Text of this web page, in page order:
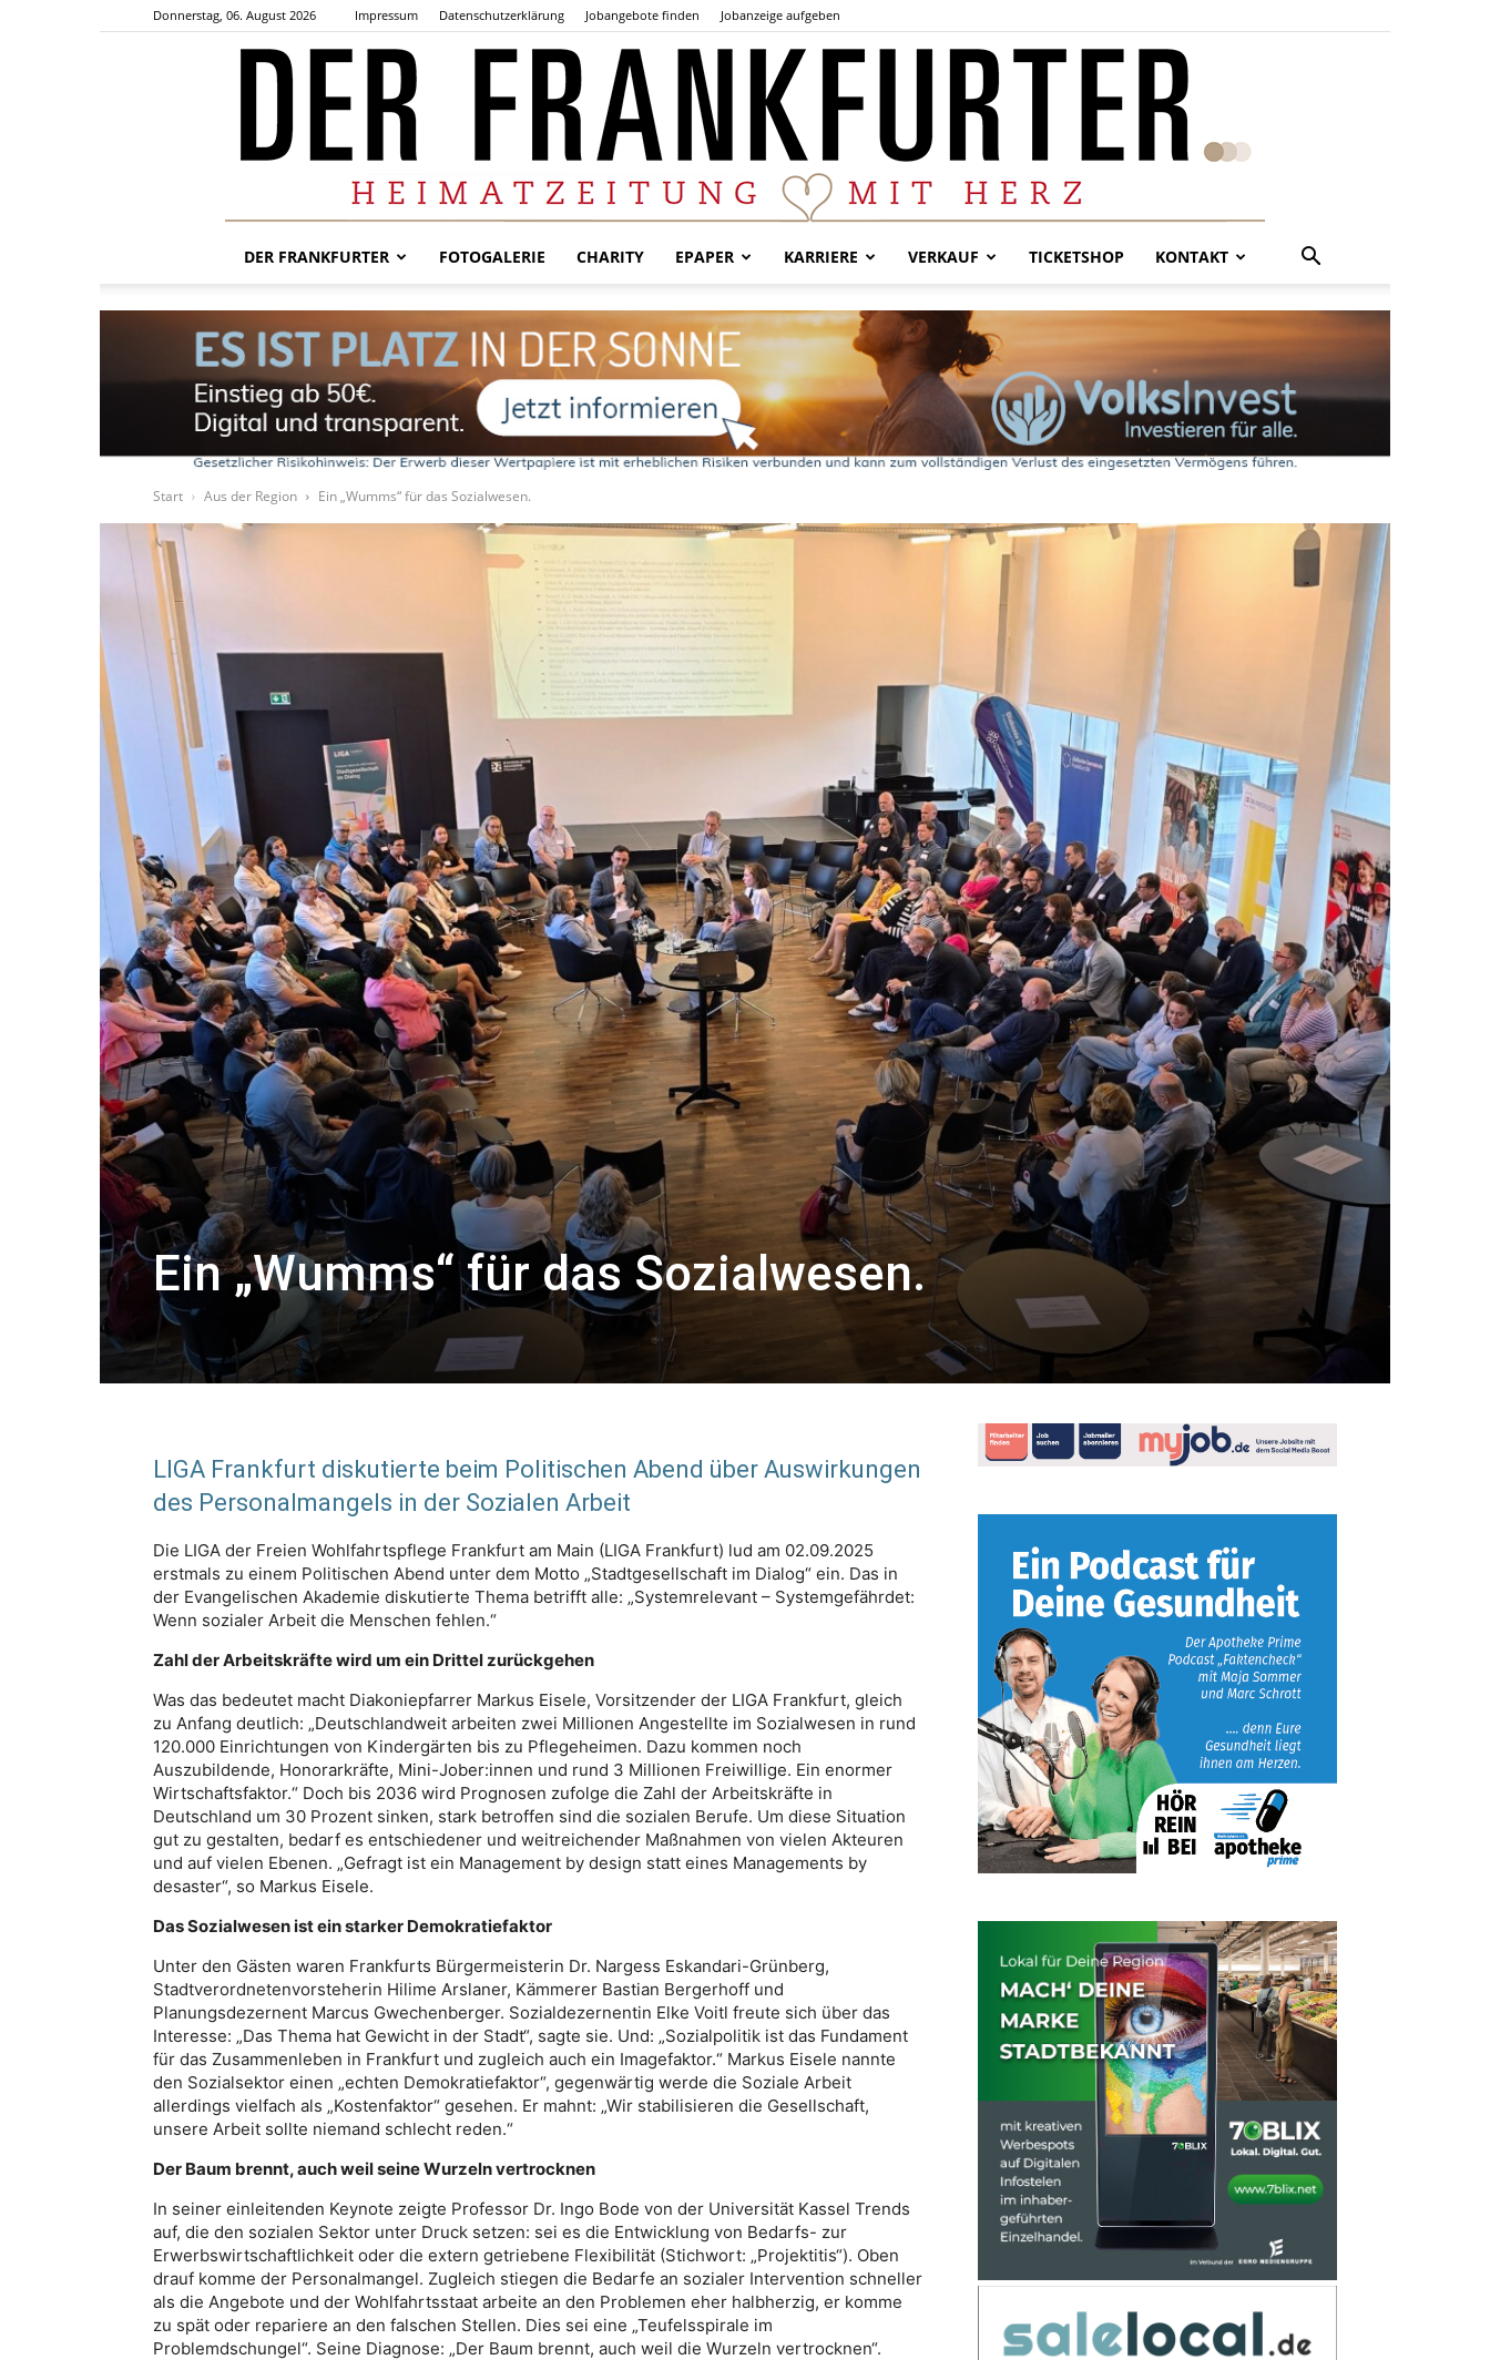
Donnerstag, 06. August 2026 Impressum Datenschutzerklärung Jobangebote finden Jobanzeige aufgeben
Frankfurter
DER FRANKFURTER FOTOGALERIE CHARITY EPAPER KARRIERE VERKAUF TICKETSHOP KONTAKT
Start Aus der Region Ein „Wumms“ für das Sozialwesen.
Ein „Wumms“ für das Sozialwesen.
LIGA Frankfurt diskutierte beim Politischen Abend über Auswirkungen
des Personalmangels in der Sozialen Arbeit
Die LIGA der Freien Wohlfahrtspflege Frankfurt am Main (LIGA Frankfurt) lud am 02.09.2025
erstmals zu einem Politischen Abend unter dem Motto „Stadtgesellschaft im Dialog“ ein. Das in
der Evangelischen Akademie diskutierte Thema betrifft alle: „Systemrelevant – Systemgefährdet:
Wenn sozialer Arbeit die Menschen fehlen.“
Zahl der Arbeitskräfte wird um ein Drittel zurückgehen
Was das bedeutet macht Diakoniepfarrer Markus Eisele, Vorsitzender der LIGA Frankfurt, gleich
zu Anfang deutlich: „Deutschlandweit arbeiten zwei Millionen Angestellte im Sozialwesen in rund
120.000 Einrichtungen von Kindergärten bis zu Pflegeheimen. Dazu kommen noch
Auszubildende, Honorarkräfte, Mini-Jober:innen und rund 3 Millionen Freiwillige. Ein enormer
Wirtschaftsfaktor.“ Doch bis 2036 wird Prognosen zufolge die Zahl der Arbeitskräfte in
Deutschland um 30 Prozent sinken, stark betroffen sind die sozialen Berufe. Um diese Situation
gut zu gestalten, bedarf es entschiedener und weitreichender Maßnahmen von vielen Akteuren
und auf vielen Ebenen. „Gefragt ist ein Management by design statt eines Managements by
desaster“, so Markus Eisele.
Das Sozialwesen ist ein starker Demokratiefaktor
Unter den Gästen waren Frankfurts Bürgermeisterin Dr. Nargess Eskandari-Grünberg,
Stadtverordnetenvorsteherin Hilime Arslaner, Kämmerer Bastian Bergerhoff und
Planungsdezernent Marcus Gwechenberger. Sozialdezernentin Elke Voitl freute sich über das
Interesse: „Das Thema hat Gewicht in der Stadt“, sagte sie. Und: „Sozialpolitik ist das Fundament
für das Zusammenleben in Frankfurt und zugleich auch ein Imagefaktor.“ Markus Eisele nannte
den Sozialsektor einen „echten Demokratiefaktor“, gegenwärtig werde die Soziale Arbeit
allerdings vielfach als „Kostenfaktor“ gesehen. Er mahnt: „Wir stabilisieren die Gesellschaft,
unsere Arbeit sollte niemand schlecht reden.“
Der Baum brennt, auch weil seine Wurzeln vertrocknen
In seiner einleitenden Keynote zeigte Professor Dr. Ingo Bode von der Universität Kassel Trends
auf, die den sozialen Sektor unter Druck setzen: sei es die Entwicklung von Bedarfs- zur
Erwerbswirtschaftlichkeit oder die extern getriebene Flexibilität (Stichwort: „Projektitis“). Oben
drauf komme der Personalmangel. Zugleich stiegen die Bedarfe an sozialer Intervention schneller
als die Angebote und der Wohlfahrtsstaat arbeite an den Problemen eher halbherzig, er komme
zu spät oder repariere an den falschen Stellen. Dies sei eine „Teufelsspirale im
Problemdschungel“. Seine Diagnose: „Der Baum brennt, auch weil die Wurzeln vertrocknen“.